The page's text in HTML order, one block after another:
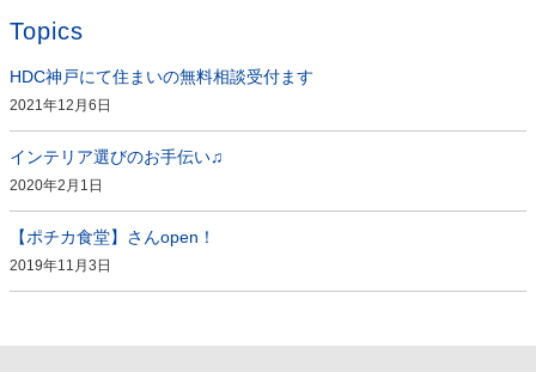
Topics
HDC神戸にて住まいの無料相談受付ます
2021年12月6日
インテリア選びのお手伝い♫
2020年2月1日
【ポチカ食堂】さんopen！
2019年11月3日